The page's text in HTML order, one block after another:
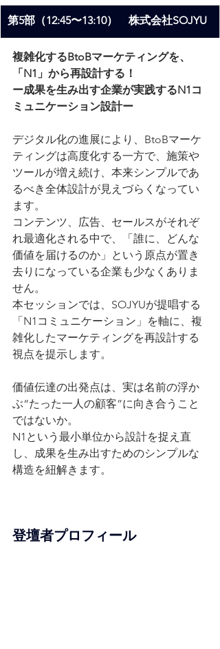
第5部（12:45〜13:10）　株式会社SOJYU
複雑化するBtoBマーケティングを、
「N1」から再設計する！
ー成果を生み出す企業が実践するN1コ
ミュニケーション設計ー
デジタル化の進展により、BtoBマーケ
ティングは高度化する一方で、施策や
ツールが増え続け、本来シンプルであ
るべき全体設計が見えづらくなってい
ます。
コンテンツ、広告、セールスがそれぞ
れ最適化される中で、「誰に、どんな
価値を届けるのか」という原点が置き
去りになっている企業も少なくありま
せん。
本セッションでは、SOJYUが提唱する
「N1コミュニケーション」を軸に、複
雑化したマーケティングを再設計する
視点を提示します。
価値伝達の出発点は、実は名前の浮か
ぶ“たった一人の顧客”に向き合うこと
ではないか。
N1という最小単位から設計を捉え直
し、成果を生み出すためのシンプルな
構造を紐解きます。
登壇者プロフィール